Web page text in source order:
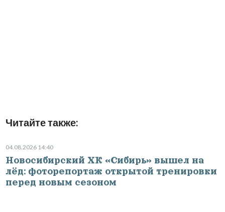
Читайте также:
04.08.2026 14:40
Новосибирский ХК «Сибирь» вышел на
лёд: фоторепортаж открытой тренировки
перед новым сезоном